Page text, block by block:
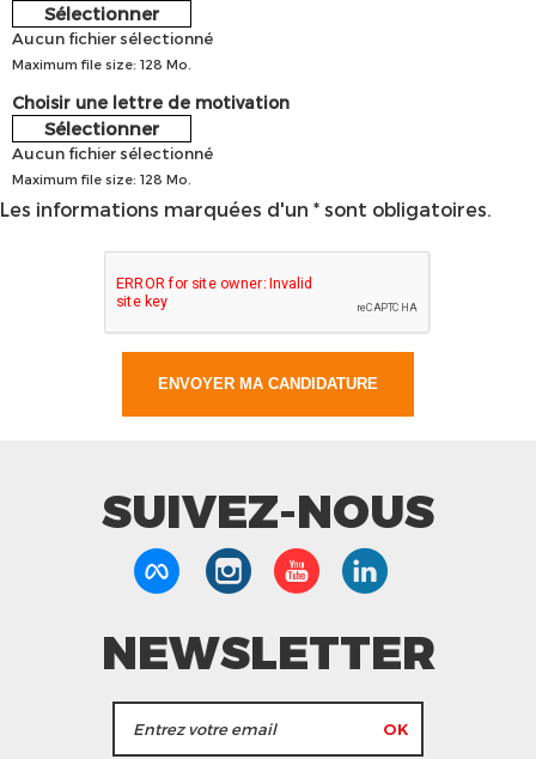
Sélectionner
Aucun fichier sélectionné
Maximum file size: 128 Mo.
Choisir une lettre de motivation
Sélectionner
Aucun fichier sélectionné
Maximum file size: 128 Mo.
Les informations marquées d'un * sont obligatoires.
SUIVEZ-NOUS
NEWSLETTER